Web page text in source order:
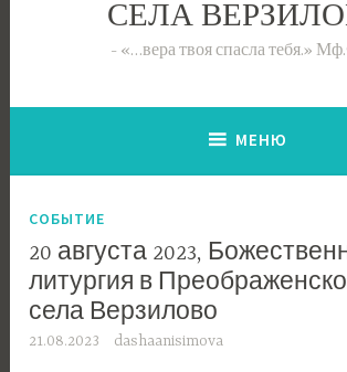
СЕЛА
«…вера твоя спасла тебя.»
МЕНЮ
СОБЫТИЕ
20 августа 2023,
литургия в
села Верзилово
21.08.2023 dashaanisimova